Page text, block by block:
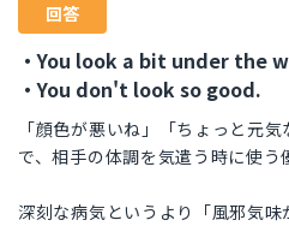
回答
・You look a bit under the
・You don't look so good.
「顔色が悪いね」「ちょっと元
で、相手の体調を気遣う時に使う
深刻な病気というより「風邪気